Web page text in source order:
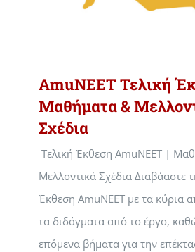
AmuNEET Τελική
Μαθήματα &
Σχέδια
Τελική Έκθεση AmuNEET |
Μελλοντικά Σχέδια Διαβάαστε
Έκθεση AmuNEET με τα κύρια
τα διδάγματα από το έργο,
επόμενα βήματα για την